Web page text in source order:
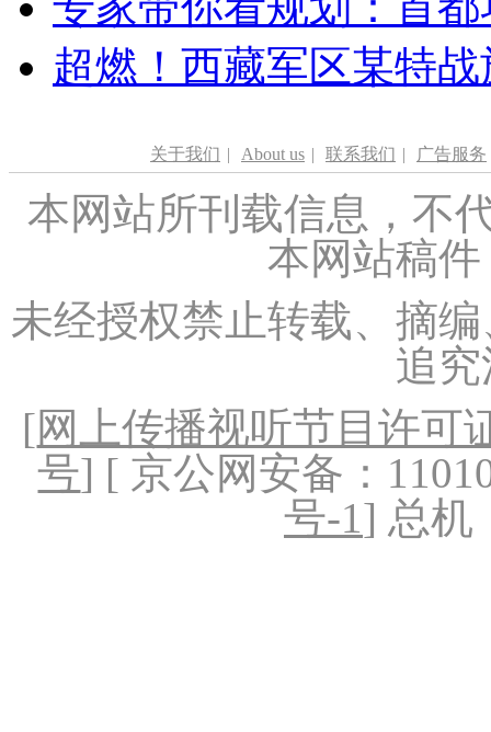
超燃！西藏军区某特
关于我们 | About us | 联系我们 | 广告服务
本网站所刊载信息，不
本网站稿
未经授权禁止转载、摘
追
[网上传播视听节目许可
号] [ 京公网安备：
号-1] 总机